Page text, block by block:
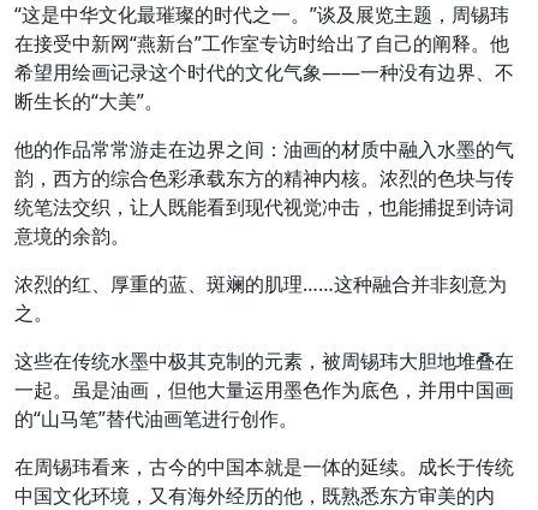
“这是中华文化最璀璨的时代之一。”谈及展览主题，周锡玮
在接受中新网“燕新台”工作室专访时给出了自己的阐释。他
希望用绘画记录这个时代的文化气象——一种没有边界、不
断生长的“大美”。
他的作品常常游走在边界之间：油画的材质中融入水墨的气
韵，西方的综合色彩承载东方的精神内核。浓烈的色块与传
统笔法交织，让人既能看到现代视觉冲击，也能捕捉到诗词
意境的余韵。
浓烈的红、厚重的蓝、斑斓的肌理……这种融合并非刻意为
之。
这些在传统水墨中极其克制的元素，被周锡玮大胆地堆叠在
一起。虽是油画，但他大量运用墨色作为底色，并用中国画
的“山马笔”替代油画笔进行创作。
在周锡玮看来，古今的中国本就是一体的延续。成长于传统
中国文化环境，又有海外经历的他，既熟悉东方审美的内